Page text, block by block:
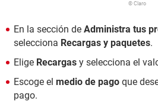
© Claro
En la sección de Administra tus
selecciona Recargas y paquetes.
Elige Recargas y selecciona el
Escoge el medio de pago que
pago.